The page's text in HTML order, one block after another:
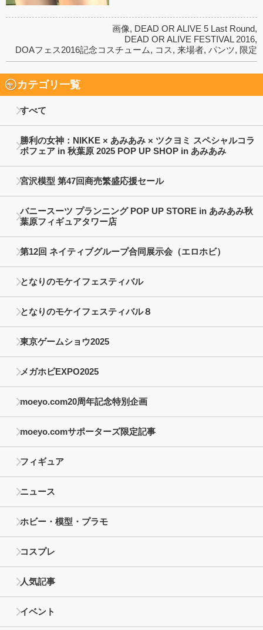
画像, DEAD OR ALIVE 5 Last Round,
DEAD OR ALIVE FESTIVAL 2016,
DOAフェス2016記念コスチューム, コス, 来場者, パンツ, 限定
カテゴリ一覧
すべて
勝利の女神：NIKKE × あみあみ × ツクヨミ スペシャルコラ
ボフェア in 秋葉原 2025 POP UP SHOP in あみあみ
宮沢模型 第47回商売繁盛応援セール
バニースーツ プランニング POP UP STORE in あみあみ秋
葉原フィギュアタワー店
第12回 ネイティブグループ合同展示会（エロホビ）
となりのモケイフェスティバル
となりのモケイフェスティバル８
東京ゲームショウ2025
メガホビEXPO2025
moeyo.com20周年記念特別企画
moeyo.comサポーターズ限定記事
フィギュア
ニュース
ホビー・模型・プラモ
コスプレ
人気記事
イベント